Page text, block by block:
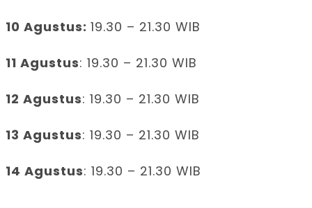
10 Agustus: 19.30 – 21.30 WIB
11 Agustus: 19.30 – 21.30 WIB
12 Agustus: 19.30 – 21.30 WIB
13 Agustus: 19.30 – 21.30 WIB
14 Agustus: 19.30 – 21.30 WIB